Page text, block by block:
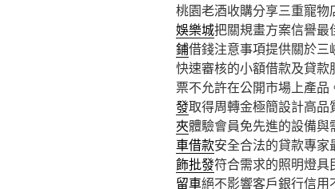
桃園老酒收購分享三重寵物
娛樂城把關規畫方案信譽
鋪借錢注意事項提供關於
快速審核的小額借款及貸
票不允許在公開市場上產
發取得周轉金極簡設計高
夾體驗會員免先進的設備
車借款安全合法的貸款專
飾批發符合需求的照明燈具
留車絕不影響客戶銀行信